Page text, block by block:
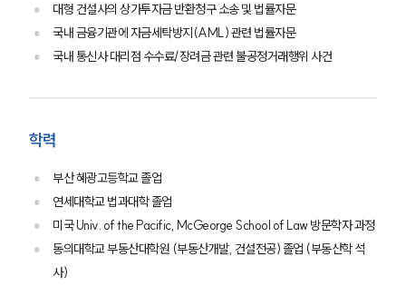
대형 건설사의 상가투자금 반환청구 소송 및 법률자문
국내 금융기관에 자금세탁방지(AML) 관련 법률자문
국내 통신사 대리점 수수료/장려금 관련 불공정거래행위 사건
학력
부산 혜광고등학교 졸업
연세대학교 법과대학 졸업
미국 Univ. of the Pacific, McGeorge School of Law 방문학자 과정
동의대학교 부동산대학원 (부동산개발, 건설전공) 졸업 (부동산학 석
사)